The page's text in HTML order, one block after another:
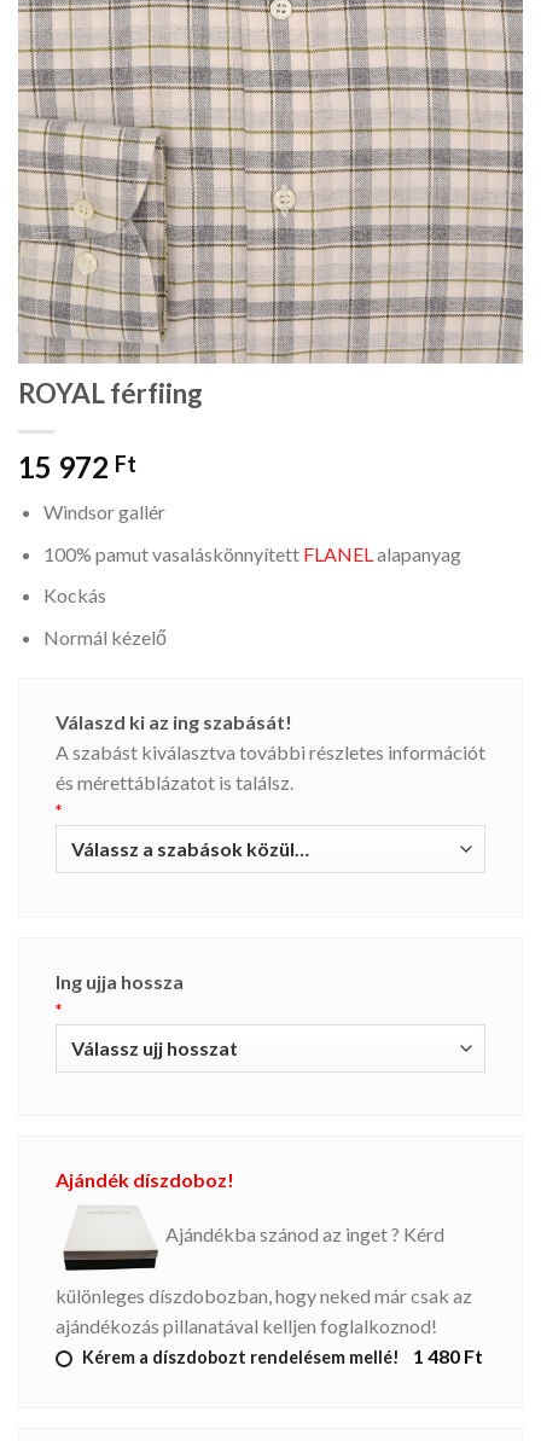
ROYAL férfiing
15 972 Ft
Windsor gallér
100% pamut vasaláskönnyített FLANEL alapanyag
Kockás
Normál kézelő
Válaszd ki az ing szabását!
A szabást kiválasztva további részletes információt
és mérettáblázatot is találsz.
*
Ing ujja hossza
*
Ajándék díszdoboz!
Ajándékba szánod az inget ? Kérd
különleges díszdobozban, hogy neked már csak az
ajándékozás pillanatával kelljen foglalkoznod!
Kérem a díszdobozt rendelésem mellé! 1 480 Ft